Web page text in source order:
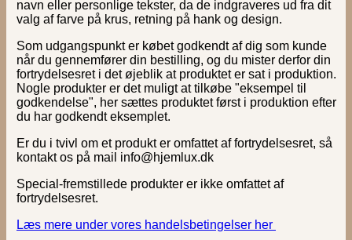
navn eller personlige tekster, da de indgraveres ud fra dit
valg af farve på krus, retning på hank og design.
Som udgangspunkt er købet godkendt af dig som kunde
når du gennemfører din bestilling, og du mister derfor din
fortrydelsesret i det øjeblik at produktet er sat i produktion.
Nogle produkter er det muligt at tilkøbe "eksempel til
godkendelse", her sættes produktet først i produktion efter
du har godkendt eksemplet.
Er du i tvivl om et produkt er omfattet af fortrydelsesret, så
kontakt os på mail info@hjemlux.dk
Special-fremstillede produkter er ikke omfattet af
fortrydelsesret.
Læs mere under vores handelsbetingelser her